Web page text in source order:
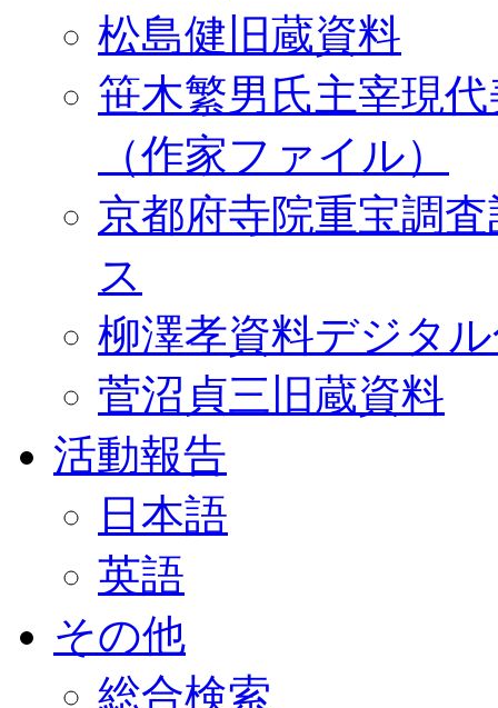
松島健旧蔵資料
笹木繁男氏主宰現
（作家ファイル）
京都府寺院重宝調
ス
柳澤孝資料デジタ
菅沼貞三旧蔵資料
活動報告
日本語
英語
その他
総合検索